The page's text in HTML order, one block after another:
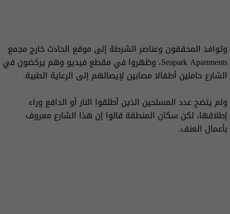
وتوافد المحققون وعناصر الشرطة إلى موقع الحادث خارج مجمع
Seapark Apartments، وظهروا في مقطع فيديو وهم يركضون في
الشارع حاملين أطفالا مصابين لإيصالهم إلى الرعاية الطبية.
ولم يتضح عدد المسلحين الذين أطلقوا النار أو الدافع وراء
إطلاقها، لكن سكان المنطقة قالوا إن هذا الشارع معروف
بأعمال العنف.